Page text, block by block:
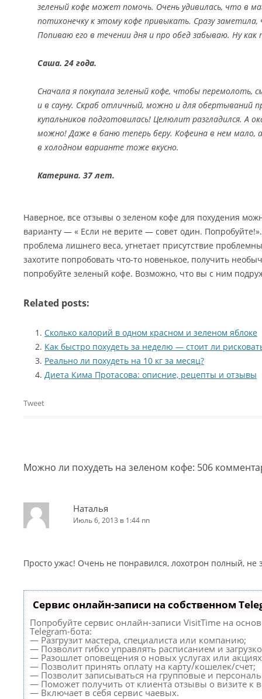
зеленый кофе может помочь. Очень удивилась, что в
потихонечку к этому кофе привыкать. Сразу
Попиваю его в течении дня и про обед забываю. Ну как
Саша. 24 года.
Сначала я покупала зеленый кофе, чтобы перемолоть,
и в сауну. Скраб отличный, можно и для обертываний
купальников подготовилась! Целюлит разгладился. А
можно! Даже в баню теперь беру. Кофеина в нем
в холодном варианте тоже вкусно.
Катерина. 37 лет.
Наверное, все отзывы о зеленом кофе для похудения
варианту — « Если не верите — совет один.
проблема лишнего веса, угнетает присутствие
захотите попробовать что-то новенькое, получить
попробуйте зеленый кофе. Возможно, что вы с ним
Related posts:
Сколько калорий в одном красном и зеленом яблоке
Как быстро похудеть за неделю — стоит ли
Реально ли похудеть на 10 кг за месяц?
Диета Кима Протасова: описние, рецепты и отзывы
Tweet
Можно ли похудеть на зеленом кофе: 506
Наталья
Июль 6, 2013 в 1:44 пп
Просто ужас! Очень не понравился, лохотрон полный,
Сервис онлайн-записи на собственном
Попробуйте сервис онлайн-записи VisitTime на
Telegram-бота:
— Разгрузит мастера, специалиста или компанию;
— Позволит гибко управлять расписанием и
— Разошлет оповещения о новых услугах или
— Позволит принять оплату на карту/кошелек/счет;
— Позволит записываться на групповые и
— Поможет получить от клиента отзывы о визите к
— Включает в себя сервис чаевых.